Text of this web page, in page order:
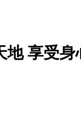
地 享受